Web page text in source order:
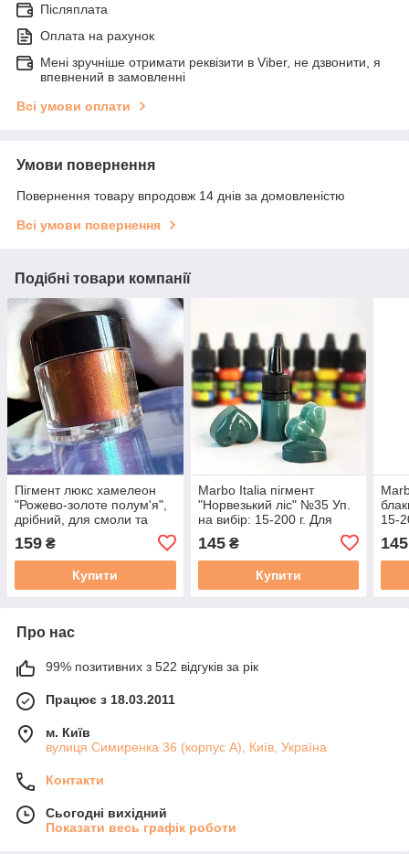
Післяплата
Оплата на рахунок
Мені зручніше отримати реквізити в Viber, не дзвонити, я
впевнений в замовленні
Всі умови оплати
Умови повернення
Повернення товару впродовж 14 днів за домовленістю
Всі умови повернення
Подібні товари компанії
Пігмент люкс хамелеон
"Рожево-золоте полум'я",
дрібний, для смоли та
159 ₴
Купити
Marbo Italia пігмент
"Норвезький ліс" №35 Уп.
на вибір: 15-200 г. Для
поліуретанів та смол. 15
мл
145₴
Купити
15-
145
Про нас
99% позитивних з 522 відгуків за рік
Працює з 18.03.2011
м. Київ
вулиця Симиренка 36 (корпус А), Київ, Україна
Контакти
Сьогодні вихідний
Показати весь графік роботи